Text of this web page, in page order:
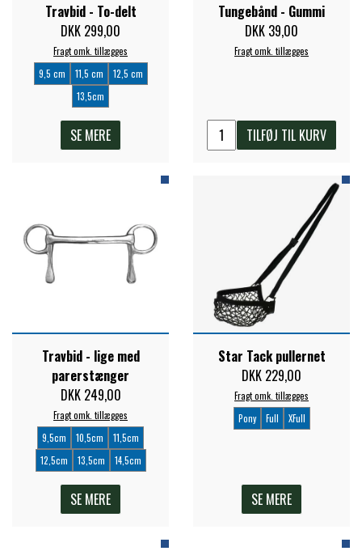
Travbid - To-delt
DKK 299,00
Fragt omk. tillægges
9,5 cm
11,5 cm
12,5 cm
13,5cm
SE MERE
Tungebånd - Gummi
DKK 39,00
Fragt omk. tillægges
TILFØJ TIL KURV
Travbid - lige med
parerstænger
DKK 249,00
Fragt omk. tillægges
9,5cm
10,5cm
11,5cm
12,5cm
13,5cm 14,5cm
SE MERE
Star Tack pullernet
DKK 229,00
Fragt omk. tillægges
Pony
Full XFull
SE MERE